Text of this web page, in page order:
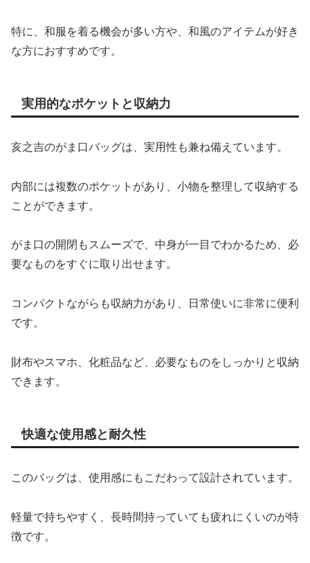
特に、和服を着る機会が多い方や、和風のアイテムが好き
な方におすすめです。
実用的なポケットと収納力
亥之吉のがま口バッグは、実用性も兼ね備えています。
内部には複数のポケットがあり、小物を整理して収納する
ことができます。
がま口の開閉もスムーズで、中身が一目でわかるため、必
要なものをすぐに取り出せます。
コンパクトながらも収納力があり、日常使いに非常に便利
です。
財布やスマホ、化粧品など、必要なものをしっかりと収納
できます。
快適な使用感と耐久性
このバッグは、使用感にもこだわって設計されています。
軽量で持ちやすく、長時間持っていても疲れにくいのが特
徴です。